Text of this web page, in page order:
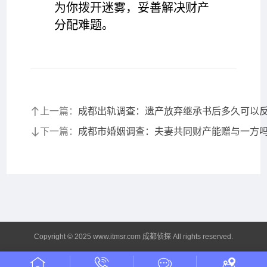
为你拨开迷雾，妥善解决财产
分配难题。
上一篇： 成都出轨调查：遗产放弃继承书后多久可以
下一篇： 成都市婚姻调查：夫妻共同财产能赠与一方
Copyright © 2025 www.itmsr.com 成都侦探 All rights reserved.